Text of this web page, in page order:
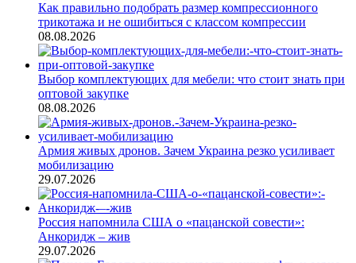
Как правильно подобрать размер компрессионного
трикотажа и не ошибиться с классом компрессии
08.08.2026
Выбор комплектующих для мебели: что стоит знать при
оптовой закупке
08.08.2026
Армия живых дронов. Зачем Украина резко усиливает
мобилизацию
29.07.2026
Россия напомнила США о «пацанской совести»:
Анкоридж – жив
29.07.2026